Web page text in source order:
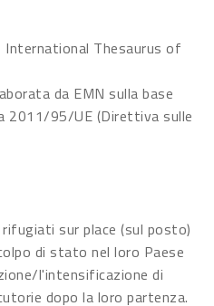
International Thesaurus of
da EMN sulla base
2011/95/UE (Direttiva sulle
sur place (sul posto)
di stato nel loro Paese
l'intensificazione di
dopo la loro partenza.